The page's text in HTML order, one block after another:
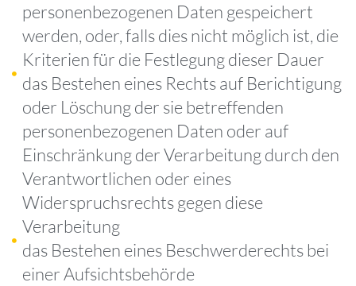
personenbezogenen Daten gespeichert
werden, oder, falls dies nicht möglich ist, die
Kriterien für die Festlegung dieser Dauer
das Bestehen eines Rechts auf Berichtigung
oder Löschung der sie betreffenden
personenbezogenen Daten oder auf
Einschränkung der Verarbeitung durch den
Verantwortlichen oder eines
Widerspruchsrechts gegen diese
Verarbeitung
das Bestehen eines Beschwerderechts bei
einer Aufsichtsbehörde